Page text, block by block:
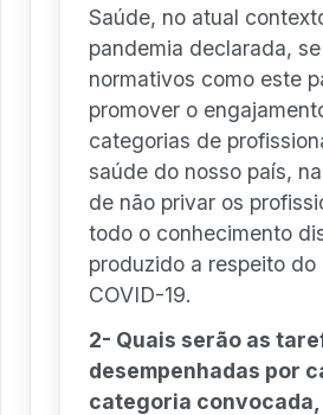
Saúde, no atual
pandemia declarada,
normativos como este
promover o
categorias de
saúde do nosso país,
de não privar os
todo o conhecimento
produzido a respeito do
COVID-19.
2- Quais serão as
desempenhadas por
categoria convocada,